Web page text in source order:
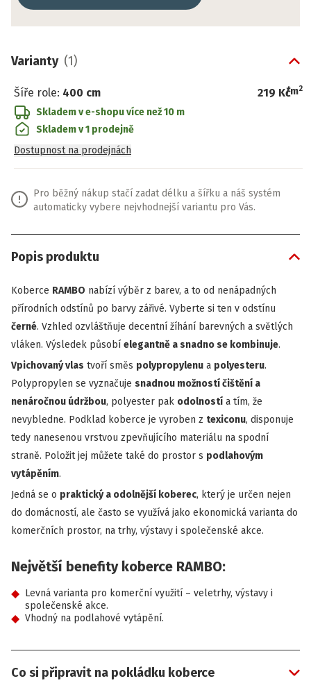
Varianty (1)
Šíře role: 400 cm 219 Kč
/m2
Skladem v e-shopuvíce než 10 m
Skladem v 1 prodejně
Dostupnost na prodejnách
Pro běžný nákup stačí zadat délku a šířku a náš systém
automaticky vybere nejvhodnejší variantu pro Vás.
Popis produktu
Koberce RAMBO nabízí výběr z barev, a to od nenápadných
přírodních odstínů po barvy zářivé. Vyberte si ten v odstínu
černé. Vzhled ozvláštňuje decentní žíhání barevných a světlých
vláken. Výsledek působí elegantně a snadno se kombinuje.
Vpichovaný vlas tvoří směs polypropylenu a polyesteru.
Polypropylen se vyznačuje snadnou možností čištění a
nenáročnou údržbou, polyester pak odolností a tím, že
nevybledne. Podklad koberce je vyroben z texiconu, disponuje
tedy nanesenou vrstvou zpevňujícího materiálu na spodní
straně. Položit jej můžete také do prostor s podlahovým
vytápěním.
Jedná se o praktický a odolnější koberec, který je určen nejen
do domácností, ale často se využívá jako ekonomická varianta do
komerčních prostor, na trhy, výstavy i společenské akce.
Největší benefity koberce RAMBO:
Levná varianta pro komerční využití – veletrhy, výstavy i
společenské akce.
Vhodný na podlahové vytápění.
Co si připravit na pokládku koberce